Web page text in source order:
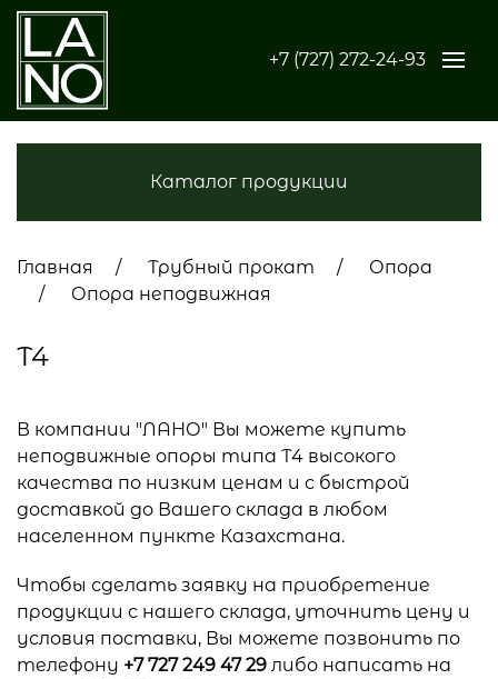
+7 (727) 272-24-93
Каталог продукции
Главная Трубный прокат
Опора
Опора неподвижная
Т4
В компании "ЛАНО" Вы можете купить
неподвижные опоры типа Т4 высокого
качества по низким ценам и с быстрой
доставкой до Вашего склада в любом
населенном пункте Казахстана.
Чтобы сделать заявку на приобретение
продукции с нашего склада, уточнить цену и
условия поставки, Вы можете позвонить по
телефону +7 727 249 47 29 либо написать на